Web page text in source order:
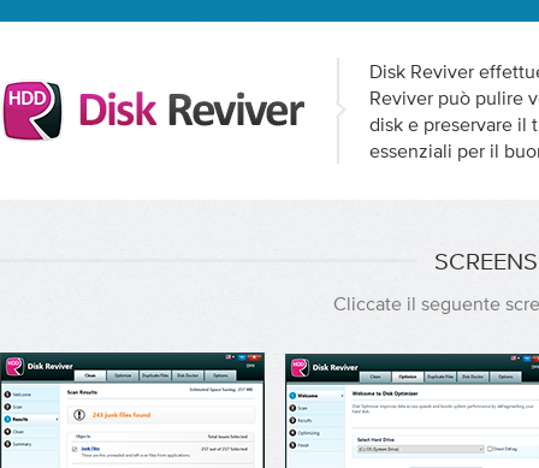
Disk Reviver
Reviver può pulire
disk e preservare il
essenziali per il
Cliccate il seguente